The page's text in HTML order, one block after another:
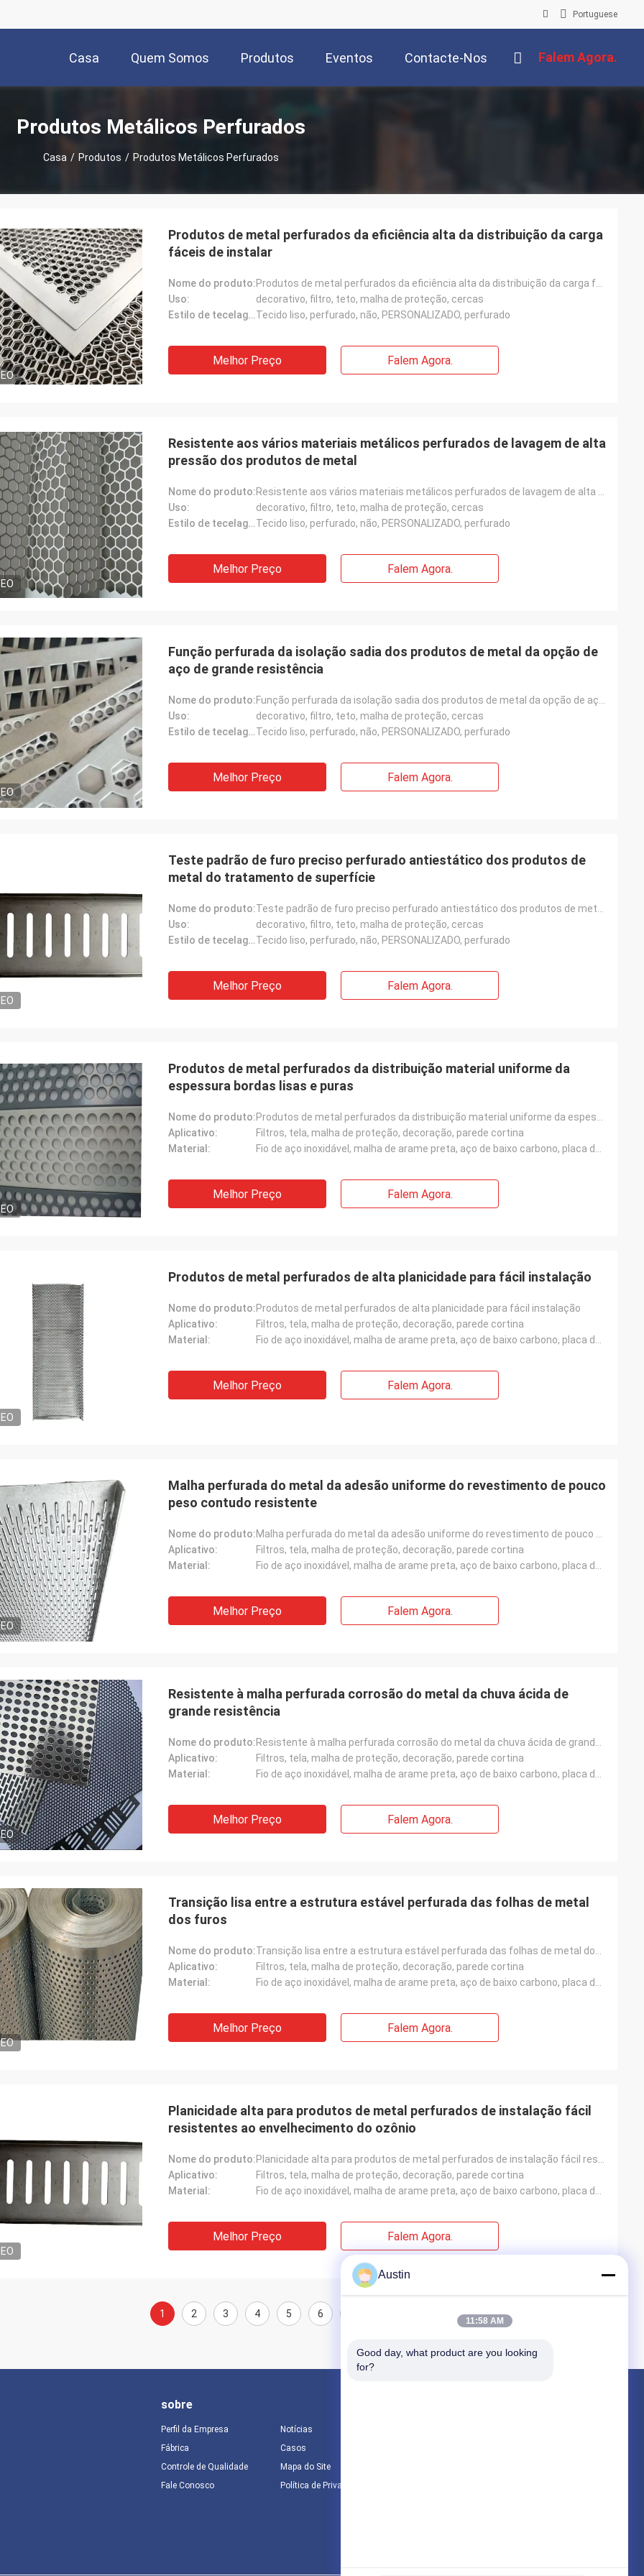
Portuguese
Casa Quem Somos Produtos Eventos Contacte-Nos Falem Agora.
Produtos Metálicos Perfurados
Casa / Produtos / Produtos Metálicos Perfurados
Produtos de metal perfurados da eficiência alta da distribuição da carga
fáceis de instalar
Nome do produto:
Uso:
decorativo, filtro, teto, malha de proteção, cercas
Estilo de tecelagem:Tecido liso, perfurado, não, PERSONALIZADO, perfurado
Melhor Preço Falem Agora.
Resistente aos vários materiais metálicos perfurados de lavagem de alta
pressão dos produtos de metal
Nome do produto:
Uso:
decorativo, filtro, teto, malha de proteção, cercas
Estilo de tecelagem:Tecido liso, perfurado, não, PERSONALIZADO, perfurado
Melhor Preço Falem Agora.
Função perfurada da isolação sadia dos produtos de metal da opção de
aço de grande resistência
Nome do produto:
Uso:
decorativo, filtro, teto, malha de proteção, cercas
Estilo de tecelagem:Tecido liso, perfurado, não, PERSONALIZADO, perfurado
Melhor Preço Falem Agora.
Teste padrão de furo preciso perfurado antiestático dos produtos de
metal do tratamento de superfície
Nome do produto:
Uso:
decorativo, filtro, teto, malha de proteção, cercas
Estilo de tecelagem:Tecido liso, perfurado, não, PERSONALIZADO, perfurado
Melhor Preço Falem Agora.
Produtos de metal perfurados da distribuição material uniforme da
espessura bordas lisas e puras
Nome do produto:
Aplicativo:
Filtros, tela, malha de proteção, decoração, parede cortina
Material:
Melhor Preço Falem Agora.
Produtos de metal perfurados de alta planicidade para fácil instalação
Nome do produto:Produtos de metal perfurados de alta planicidade para fácil instalação
Aplicativo:
Filtros, tela, malha de proteção, decoração, parede cortina
Material:
Melhor Preço Falem Agora.
Malha perfurada do metal da adesão uniforme do revestimento de pouco
peso contudo resistente
Nome do produto:
Aplicativo:
Filtros, tela, malha de proteção, decoração, parede cortina
Material:
Melhor Preço Falem Agora.
Resistente à malha perfurada corrosão do metal da chuva ácida de
grande resistência
Nome do produto:
Aplicativo:
Filtros, tela, malha de proteção, decoração, parede cortina
Material:
Melhor Preço Falem Agora.
Transição lisa entre a estrutura estável perfurada das folhas de metal
dos furos
Nome do produto:
Aplicativo:
Filtros, tela, malha de proteção, decoração, parede cortina
Material:
Melhor Preço Falem Agora.
Planicidade alta para produtos de metal perfurados de instalação fácil
resistentes ao envelhecimento do ozônio
Nome do produto:
Aplicativo:
Filtros, tela, malha de proteção, decoração, parede cortina
Material:
Melhor Preço Falem Agora.
1 2 3 4 5 6
sobre
Perfil da Empresa
Fábrica
Controle de Qualidade
Fale Conosco
Notícias
Casos
Mapa do Site
Política de Privacidade
Austin
11:58 AM
Good day, what product are you looking
for?